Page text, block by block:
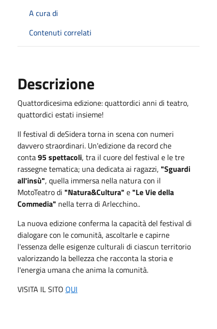
A cura di
Contenuti correlati
Descrizione
Quattordicesima edizione: quattordici anni di teatro,
quattordici estati insieme!
Il festival di deSidera torna in scena con numeri
davvero straordinari. Un'edizione da record che
conta95 spettacoli, tra il cuore del festival e le tre
rassegne tematica; una dedicata ai ragazzi, "Sguardi
all'insù", quella immersa nella natura con il
MotoTeatro di "Natura&Cultura" e"Le Vie della
Commedia" nella terra di Arlecchino..
La nuova edizione conferma la capacità del festival di
dialogare con le comunità, ascoltarle e capirne
l'essenza delle esigenze culturali di ciascun territorio
valorizzando la bellezza che racconta la storia e
l'energia umana che anima la comunità.
VISITA IL SITO QUI